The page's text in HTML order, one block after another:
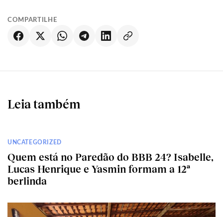
COMPARTILHE
Leia também
UNCATEGORIZED
Quem está no Paredão do BBB 24? Isabelle,
Lucas Henrique e Yasmin formam a 12ª
berlinda